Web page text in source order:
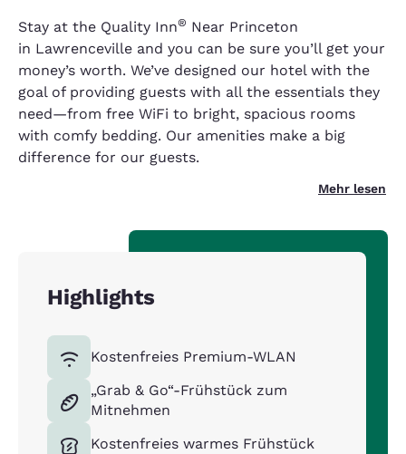
Stay at the Quality Inn® Near Princeton
in Lawrenceville and you can be sure you’ll get your
money’s worth. We’ve designed our hotel with the
goal of providing guests with all the essentials they
need—from free WiFi to bright, spacious rooms
with comfy bedding. Our amenities make a big
difference for our guests.
Mehr lesen
Highlights
Kostenfreies Premium-WLAN
„Grab & Go“-Frühstück zum
Mitnehmen
Kostenfreies warmes Frühstück